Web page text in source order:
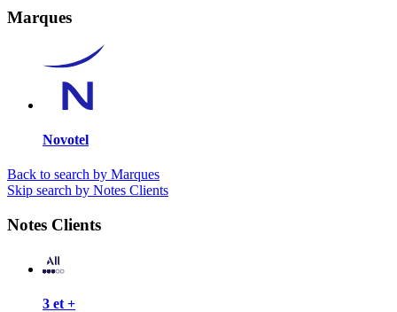
Marques
Novotel
Back to search by Marques
Skip search by Notes Clients
Notes Clients
3 et +